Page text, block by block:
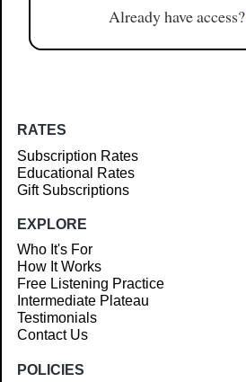
Already have access?
RATES
Subscription Rates
Educational Rates
Gift Subscriptions
EXPLORE
Who It's For
How It Works
Free Listening Practice
Intermediate Plateau
Testimonials
Contact Us
POLICIES